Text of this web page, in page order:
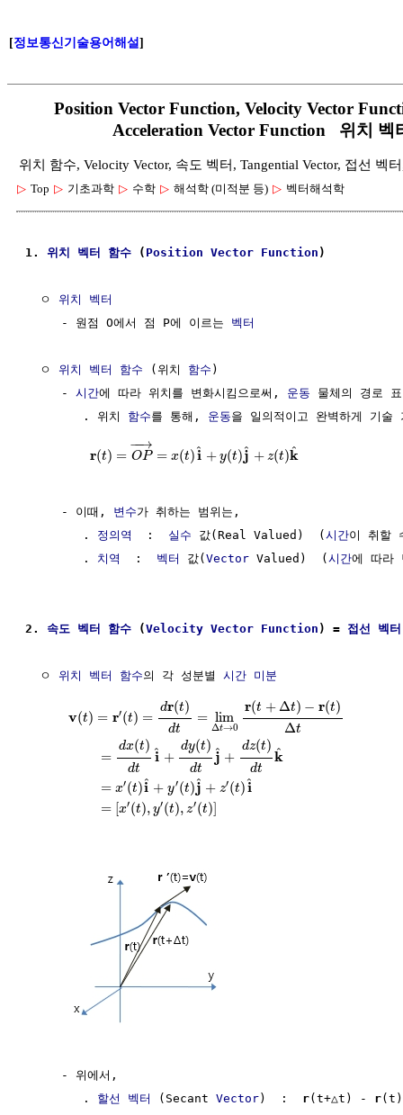
[정보통신기술용어해설]
Position Vector Function, Velocity Vector
Acceleration Vector Function 위치 벡
위치 함수, Velocity Vector, 속도 벡터, Tangential Vector, 접선 벡
▷ Top ▷ 기초과학 ▷ 수학 ▷ 해석학 (미적분 등) ▷ 벡터해석학
1. 위치 벡터 함수 ( Position Vector Function )
  ㅇ
위치 벡터
     - 원점 O에서 점 P에 이르는
벡터
  ㅇ
위치 벡터 함수 (위치 함수 )
     -
시간에 따라 위치를 변화시킴으로써, 운동 물체의 경로
        . 위치
함수를 통해, 운동을 일의적이고 완벽하게 기술
r(t) =
−
−→
OP = x(t)^i + y(t)^j + z(t)^
k
     - 이때,
변수가 취하는 범위는,
        .
정의역
  :
실수 값(Real Valued)  (시간이 취할
        .
치역
  :
벡터 값(Vector Valued)  (시간에 따라
2. 속도 벡터 함수 (Velocity Vector Function ) = 접선 벡
  ㅇ
위치 벡터 함수의 각 성분별 시간 미분
v(t) = r′(t) =
dr(t)
dt
= lim
Δt→0
r(t + Δt) − r(t)
Δt
=
dx(t)
dt
^i +
dy(t)
dt
^j +
dz(t)
dt
^
k
= x′(t)^
i + y′(t)^j + z′(t)^i
= [x′(t), y′(t), z′(t)
     - 위에서,
        .
할선 벡터 (Secant Vector)  : r(t+△t) - r(t)